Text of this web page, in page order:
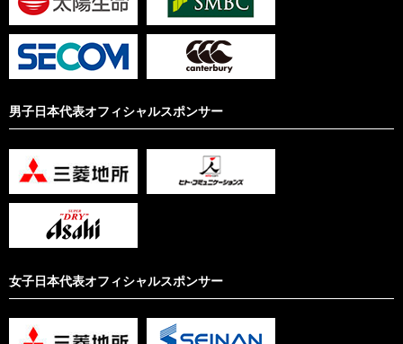
男子日本代表オフィシャルスポンサー
女子日本代表オフィシャルスポンサー